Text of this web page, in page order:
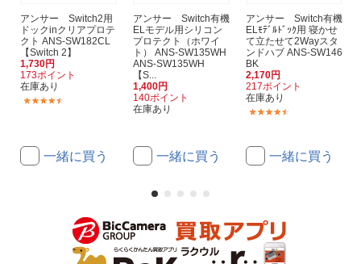
アンサー Switch2用
ドックinクリアプロテ
クト ANS-SW182CL
【Switch 2】
1,730円
173ポイント
在庫あり
一緒に買う
アンサー Switch有機
ELモデル用シリコン
プロテクト（ホワイ
ト） ANS-SW135WH
ANS-SW135WH
【S...
1,400円
140ポイント
在庫あり
一緒に買う
アンサー Switch有機
ELﾓﾃﾞﾙﾄﾞｯｸ用 寝かせ
て立たせて2Wayスタ
ンドハブ ANS-SW146
BK
2,170円
217ポイント
在庫あり
一緒に買う